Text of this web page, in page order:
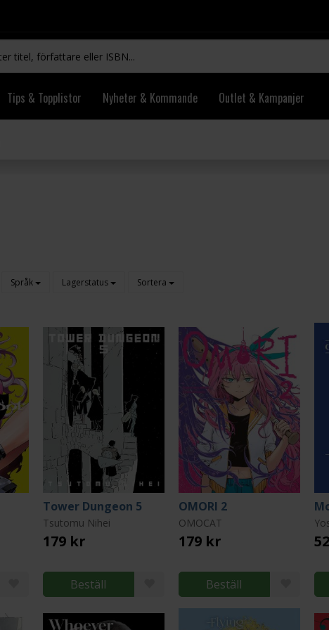
Tips & Topplistor Nyheter & Kommande Outlet & Kampanjer
Språk Lagerstatus Sortera
Tower Dungeon 5
Tsutomu Nihei
179 kr
Beställ
OMORI 2
OMOCAT
179 kr
Beställ